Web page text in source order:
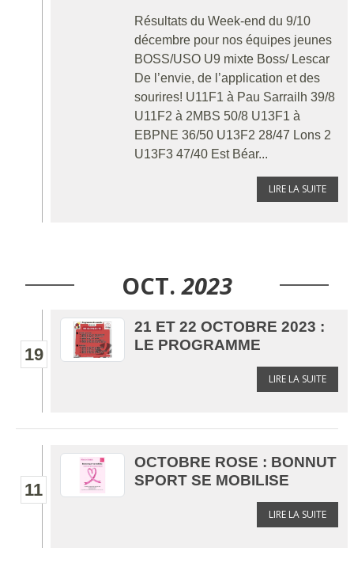
Résultats du Week-end du 9/10
décembre pour nos équipes jeunes
BOSS/USO U9 mixte Boss/ Lescar
De l’envie, de l’application et des
sourires! U11F1 à Pau Sarrailh 39/8
U11F2 à 2MBS 50/8 U13F1 à
EBPNE 36/50 U13F2 28/47 Lons 2
U13F3 47/40 Est Béar...
LIRE LA SUITE
OCT. 2023
19
21 ET 22 OCTOBRE 2023 :
LE PROGRAMME
LIRE LA SUITE
11
OCTOBRE ROSE : BONNUT
SPORT SE MOBILISE
LIRE LA SUITE